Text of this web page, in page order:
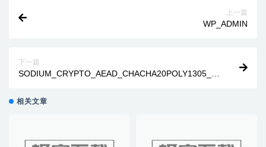
上一篇
WP_ADMIN
下一篇
SODIUM_CRYPTO_AEAD_CHACHA20POLY1305_IE
相关文章